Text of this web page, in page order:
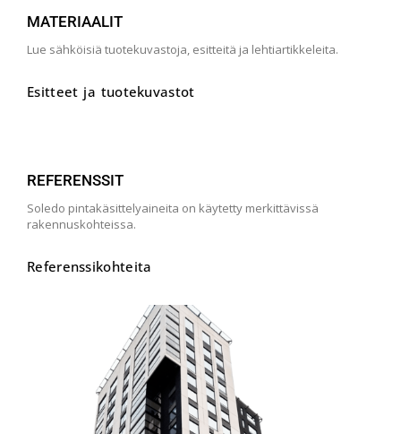
MATERIAALIT
Lue sähköisiä tuotekuvastoja, esitteitä ja lehtiartikkeleita.
Esitteet ja tuotekuvastot
REFERENSSIT
Soledo pintakäsittelyaineita on käytetty merkittävissä
rakennuskohteissa.
Referenssikohteita